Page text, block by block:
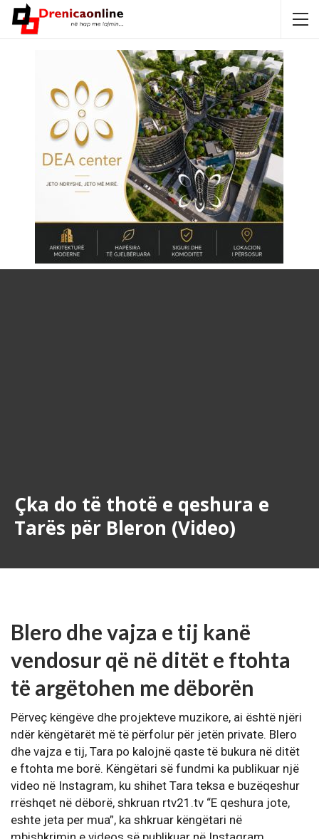
Çka do të thotë e qeshura e
Tarës për Bleron (Video)
Blero dhe vajza e tij kanë
vendosur që në ditët e ftohta
të argëtohen me dëborën
Përveç këngëve dhe projekteve muzikore, ai është njëri
ndër këngëtarët më të përfolur për jetën private. Blero
dhe vajza e tij, Tara po kalojnë qaste të bukura në ditët
e ftohta me borë. Këngëtari së fundmi ka publikuar një
video në Instagram, ku shihet Tara teksa e buzëqeshur
rrëshqet në dëborë, shkruan rtv21.tv “E qeshura jote,
eshte jeta per mua”, ka shkruar këngëtari në